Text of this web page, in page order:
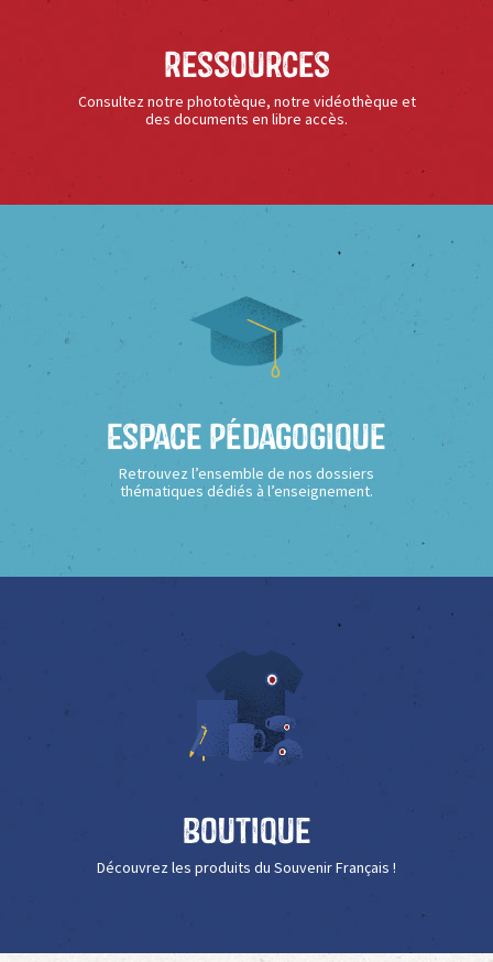
Ressources
Consultez notre phototèque, notre vidéothèque et
des documents en libre accès.
Espace Pédagogique
Retrouvez l’ensemble de nos dossiers
thématiques dédiés à l’enseignement.
Boutique
Découvrez les produits du Souvenir Français !